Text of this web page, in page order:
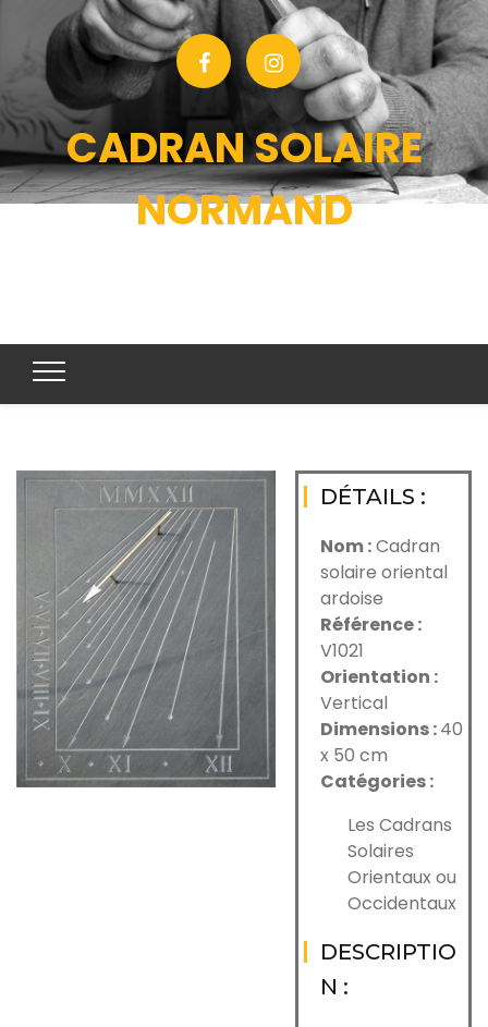
CADRAN SOLAIRE
NORMAND
DÉTAILS :
Nom :Cadran
solaire oriental
ardoise
Référence :
V1021
Orientation :
Vertical
Dimensions :40
x 50 cm
Catégories :
Les Cadrans
Solaires
Orientaux ou
Occidentaux
DESCRIPTIO
N :